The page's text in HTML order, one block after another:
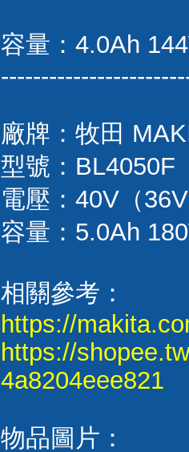
容量：4.0Ah
廠牌：牧田
型號：BL4050F
電壓：40V（
容量：5.0Ah
相關參考：
https://
https://
4a8204eee821
物品圖片：